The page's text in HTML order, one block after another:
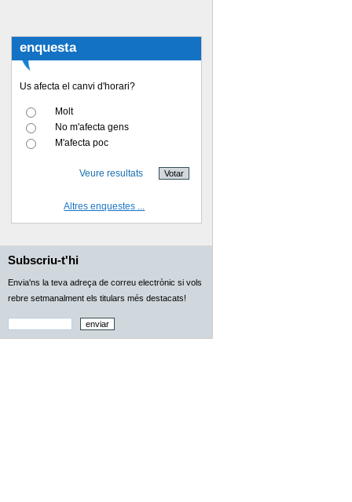
enquesta
Us afecta el canvi d'horari?
Molt
No m'afecta gens
M'afecta poc
Veure resultats
Altres enquestes ...
Subscriu-t'hi
Envia'ns la teva adreça de correu electrònic si vols
rebre setmanalment els titulars més destacats!